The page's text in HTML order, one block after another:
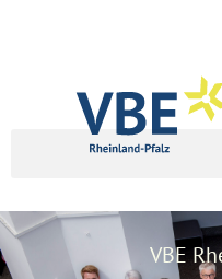
VBE